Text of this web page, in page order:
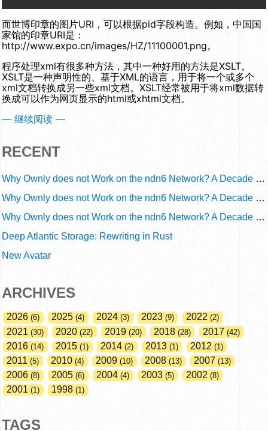
而世博印章的图片URI，可以根据pid字段构造。例如，中国国
家馆的印章URI是：
http://www.expo.cn/images/HZ/11100001.png。
程序处理xml有很多种方法，其中一种好用的方法是XSLT。
XSLT是一种声明性的、基于XML的语言，用于将一个或多个
xml文档转换成另一些xml文档。XSLT经常被用于将xml数据转
换成可以作为网页显示的html或xhtml文档。
— 继续阅读 —
RECENT
Why Ownly does not Work on the ndn6 Network? A Decade of Operational Gaps in Trust and Routing
Why Ownly does not Work on the ndn6 Network? A Decade of Policy-Blind Routing
Why Ownly does not Work on the ndn6 Network? A Decade of #2856
Deep Atlantic Storage: Rewriting in Rust
New Avatar
ARCHIVES
2026 6 2025 4 2024 3 2023 9 2022 2
2021 30 2020 22 2019 20 2018 28 2017 42
2016 14 2015 1 2014 2 2013 1 2012 1
2011 5 2010 4 2009 10 2008 13 2007 13
2006 8 2005 6 2004 4 2003 5 2002 8
2001 1 1998 1
TAGS